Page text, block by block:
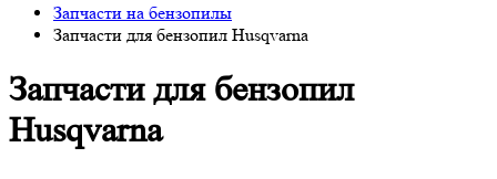
Запчасти на бензопилы
Запчасти для бензопил Husqvarna
Запчасти для бензопил
Husqvarna